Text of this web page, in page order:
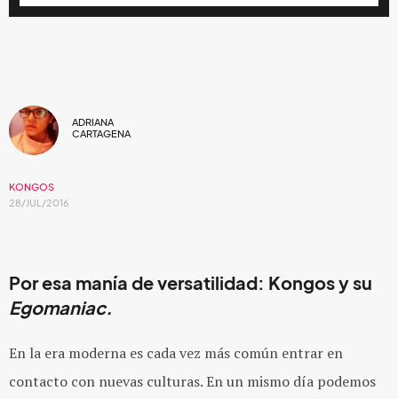
ADRIANA
CARTAGENA
KONGOS
28/JUL/2016
Por esa manía de versatilidad: Kongos y su
Egomaniac.
En la era moderna es cada vez más común entrar en
contacto con nuevas culturas. En un mismo día podemos